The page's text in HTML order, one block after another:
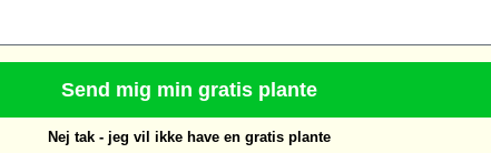
Send mig min gratis plante
Nej tak - jeg vil ikke have en gratis plante